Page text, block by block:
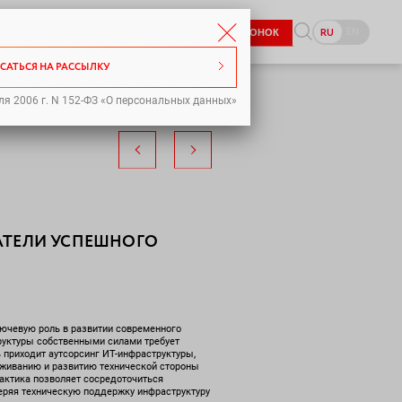
pr@icl-services.com
ЗАКАЗАТЬ ЗВОНОК RU
УСПЕШНОГО
роль в развитии современного
собственными силами требует
аутсорсинг ИТ-инфраструктуры,
и развитию технической стороны
позволяет сосредоточиться
техническую поддержку инфраструктуру
НА РАССЫЛКУ
2006 г. N 152-ФЗ «О персональных данных»